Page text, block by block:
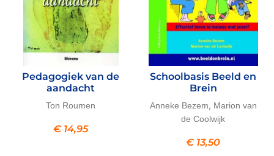
Pedagogiek van de
aandacht
Ton Roumen
€14,95
Schoolbasis Beeld en
Brein
Anneke Bezem, Marion van
de Coolwijk
€13,50